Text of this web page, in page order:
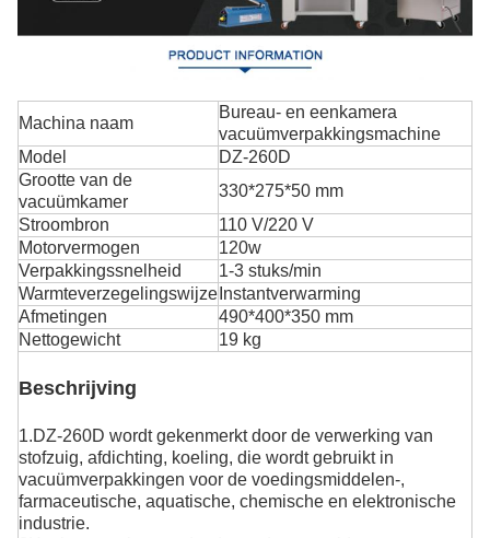
Machina naam
Bureau- en eenkamera
vacuümverpakkingsmachine
Model
DZ-260D
Grootte van de
vacuümkamer
330*275*50 mm
Stroombron
110 V/220 V
Motorvermogen
120w
Verpakkingssnelheid
1-3 stuks/min
Warmteverzegelingswijze Instantverwarming
Afmetingen
490*400*350 mm
Nettogewicht
19 kg
Beschrijving
1.DZ-260D wordt gekenmerkt door de verwerking van
stofzuig, afdichting, koeling, die wordt gebruikt in
vacuümverpakkingen voor de voedingsmiddelen-,
farmaceutische, aquatische, chemische en elektronische
industrie.